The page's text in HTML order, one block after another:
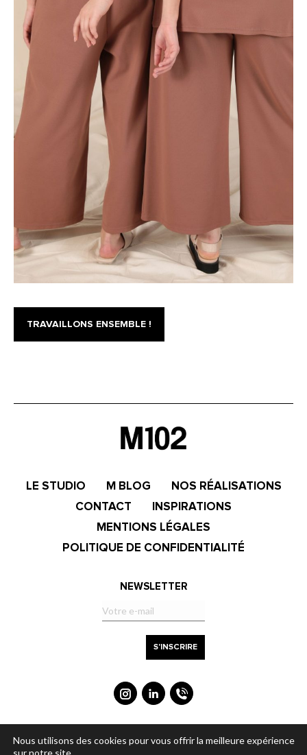
TRAVAILLONS ENSEMBLE !
LE STUDIO M BLOG
NOS RÉALISATIONS
CONTACT
INSPIRATIONS
MENTIONS LÉGALES
POLITIQUE DE CONFIDENTIALITÉ
NEWSLETTER
contact@m102studio.com
Nous utilisons des cookies pour vous offrir la meilleure expérience
sur notre site.